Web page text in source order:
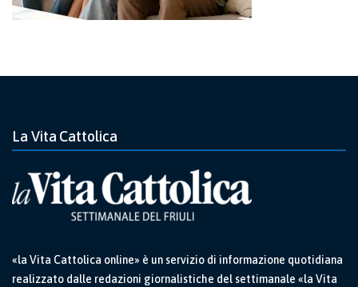
La Vita Cattolica
«la Vita Cattolica online» è un servizio di informazione quotidiana
realizzato dalle redazioni giornalistiche del settimanale «la Vita